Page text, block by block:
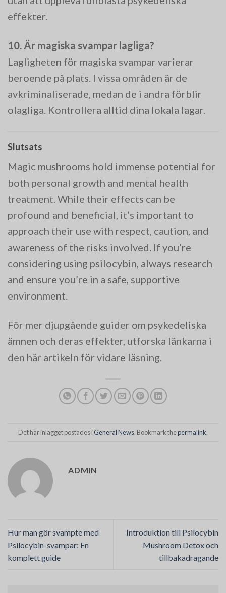
effekter.
10. Är magiska svampar lagliga?
Lagligheten för magiska svampar varierar
beroende på plats. I vissa områden är de
avkriminaliserade, medan de i andra förblir
olagliga. Kontrollera alltid dina lokala lagar.
Slutsats
Magic mushrooms hold immense potential for
both personal growth and mental health
treatment. While their effects can be
profound and beneficial, it’s important to
approach their use with respect, caution, and
awareness of the risks involved. If you’re
considering using psilocybin, always research
and ensure you’re in a safe, supportive
environment.
För mer djupgående guider om psykedeliska
ämnen och deras effekter, utforska länkarna i
den här artikeln för vidare läsning.
Det här inlägget postades iGeneral News. Bookmark thepermalink.
ADMIN
Hur man gör svampte med
Psilocybin-svampar: En
komplett guide
Introduktion till Psilocybin
Mushroom Detox och
tillbakadragande